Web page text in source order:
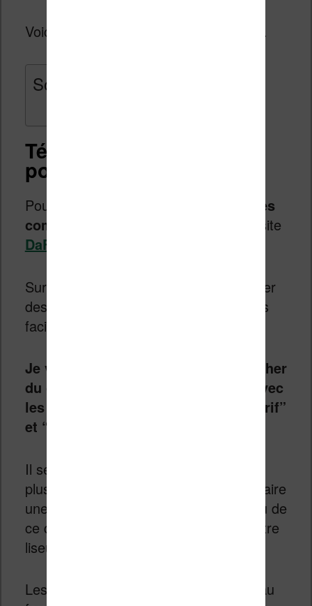
Voici maintenant la procédure détaillée.
Sommaire
Télécharger de nouvelles
polices de caractères
Pour trouver des
polices de caractères
compatibles
, je me suis rendu sur le site
DaFont
Sur ce site, nous allons surtout chercher
des polices qui affichent des caractères
faciles à lire.
Je vous recommande donc de chercher
du côté de la catégorie “Basique” avec
les polices du type “sans serif”, “serif”
et “largeur fixe”.
Il sera intéressant de télécharger
plusieurs sortes de polices pour vous faire
une idée de ce que vous aimez bien ou de
ce qui rend la lecture plus facile sur votre
liseuse.
Les fichiers qui sont téléchargés sont au